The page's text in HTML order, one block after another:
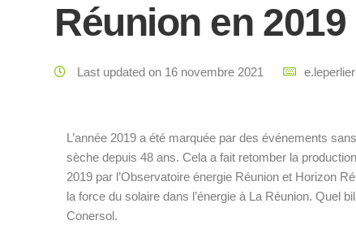
Réunion en 2019
Last updated on 16 novembre 2021
L’année 2019 a été marquée par des événements
sèche depuis 48 ans. Cela a fait retomber la
2019 par l’Observatoire énergie Réunion et Horizon
la force du solaire dans l’énergie à La Réunion. Quel
Conersol.